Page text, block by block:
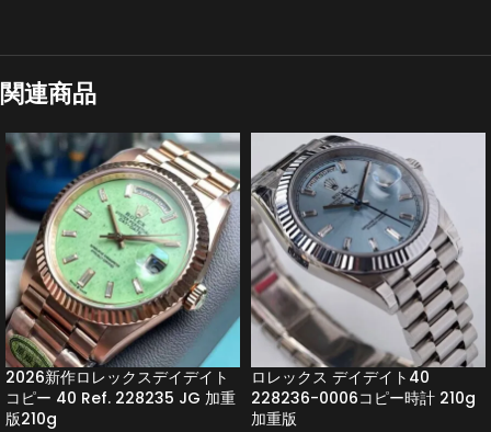
関連商品
2026新作ロレックスデイデイト
コピー 40 Ref. 228235 JG 加重
版210g
ロレックス デイデイト40
228236-0006コピー時計 210g
加重版